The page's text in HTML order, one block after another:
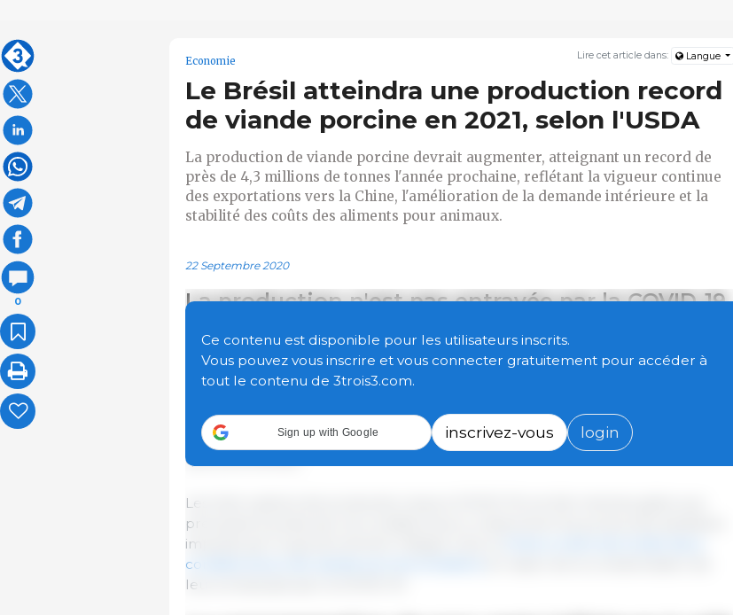
0
Lire cet article dans: Langue
Economie
Le Brésil atteindra une production record
de viande porcine en 2021, selon l'USDA
La production de viande porcine devrait augmenter, atteignant un record de
près de 4,3 millions de tonnes l'année prochaine, reflétant la vigueur continue
des exportations vers la Chine, l'amélioration de la demande intérieure et la
stabilité des coûts des aliments pour animaux.
22 Septembre 2020
La production n'est pas entravée par la COVID-19
La production de viande porcine devrait augmenter de près de 5% en 2021 et
établir un nouveau record grâce à la réaction des producteurs brésiliens à la
demande mondiale accrue causée par la peste porcine africaine (PPA) en Chine
sont des rendements plus élevés, l'amélioration des prix de la viande de porc sur
les marchés nationaux et internationaux, et des coûts stables de l'aliment (bien
que plus élevés).
Les interruptions de production dues à COVID-19 ont été minimes grâce aux
précautions prises par les conditionneurs, notamment les protocoles sanitaires
imposés par le gouvernement. Malgré cela, la
conditionneurs de viande porcine brésiliens
leurs employés par la COVID-19.
Ce contenu est disponible pour les utilisateurs inscrits.
Vous pouvez vous inscrire et vous connecter gratuitement pour accéder à
tout le contenu de 3trois3.com.
Sign up with Google inscrivez-vous login